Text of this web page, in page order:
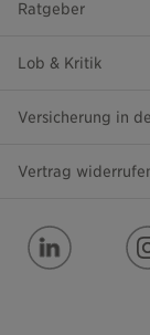
Ratgeber
Lob & Kritik
Versicherung in
Vertrag